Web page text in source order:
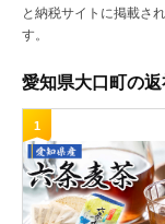
と納税サイトに掲載さ
す。
愛知県大口町の
1